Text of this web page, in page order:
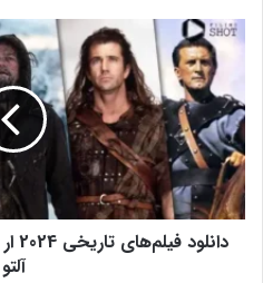
چ
ا
پ
ع
ک
س
ل
و
د
ف
ی
ل
آلتو